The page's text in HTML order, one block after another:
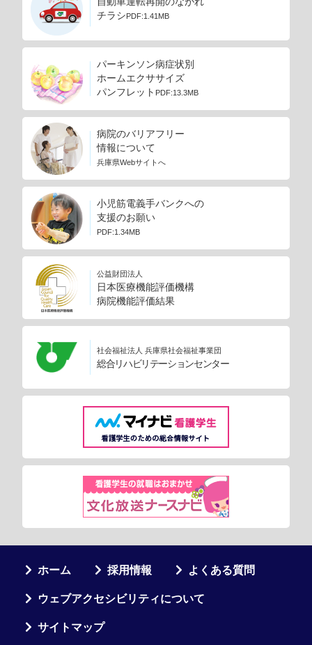
チラシPDF:1.41MB
パーキンソン病症状別
ホームエクササイズ
パンフレット PDF:13.3MB
病院のバリアフリー
情報について
兵庫県Webサイトへ
小児筋電義手バンクへの
支援のお願い
PDF:1.34MB
公益財団法人
日本医療機能評価機構
病院機能評価結果
社会福祉法人 兵庫県社会福祉事業団
総合リハビリテーションセンター
ホーム 採用情報 よくある質問
ウェブアクセシビリティについて
サイトマップ